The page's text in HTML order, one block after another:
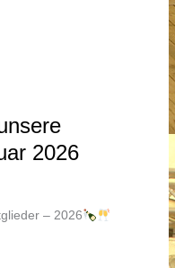
2026
– 2026